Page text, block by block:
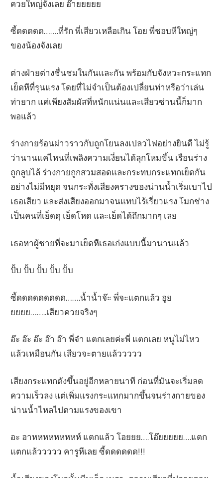
ควยใหญ่จังเลย อ๊ายยยยย
ซี้ดดดดด…….ที่รัก พี่เสียวเหลือเกิน โอย พี่ชอบหีใหญ่ๆ
ของน้องจังเลย
ต่างฝ่ายต่างชื่นชมในกันและกัน พร้อมกับจังหวะกระแทก
เย็ดหีที่รุนแรง โดยที่ไม่จำเป็นต้องเปลี่ยนท่าหรือว่าเล่น
ท่ายาก แค่เพียงสัมผัสที่หนักแน่นและเสียวซ่านนี้ก็มาก
พอแล้ว
ร่างกายร้อนผ่าวราวกับถูกโยนลงเปลวไฟอย่างยินดี ไม่รู้
ว่านานแค่ไหนที่เพลิงความเงี่ยนได้ลุกโหมขึ้น เรือนร่าง
ถูกลูบไล้ ร่างกายถูกสวมสอดและกระทบกระแทกเย็ดกัน
อย่างไม่มีหยุด จนกระทั่งเสียงครางของน่านน้ำเริ่มเบาไป
เธอเสียว และส่งเสียงออกมาจนแทบไร้เรี่ยวแรง โมกช่าง
เป็นคนที่เย็ดดุ เย็ดโหด และเย็ดได้ถึกมากๆ เลย
เธอหาผู้ชายที่จะมาเย็ดหีเธอเก่งแบบนี้มานานแล้ว
ปั้บ ปั้บ ปั้บ ปั้บ ปั้บ
ซี้ดดดดดดดดด…….น้ำน้ำจ๊ะ พี่จะแตกแล้ว อูย
ยยยย……..เสียวควยจริงๆ
อ๊ะ อ๊ะ อ๊ะ อ๊า อ๊า พี่จ๋า แตกเลยค่ะพี่ แตกเลย หนูไม่ไหว
แล้วเหมือนกัน เสียวจะตายแล้ววววว
เสียงกระแทกดังขึ้นอยู่อีกหลายนาที ก่อนที่มันจะเริ่มลด
ความเร็วลง แต่เพิ่มแรงกระแทกมากขึ้นจนร่างกายของ
น่านน้ำไหลไปตามแรงของเขา
อะ อาหหหหหหหหห์ แตกแล้ว โอยยย….โอ๊ยยยยย….แตก
แตกแล้ววววว คารูหีเลย ซี้ดดดดดด!!!